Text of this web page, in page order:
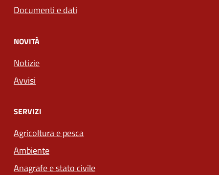
Documenti e dati
NOVITÀ
Notizie
Avvisi
SERVIZI
Agricoltura e pesca
Ambiente
Anagrafe e stato civile